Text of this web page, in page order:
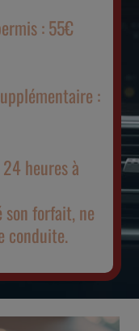
: 55€
:
heures à
son forfait, ne
conduite.